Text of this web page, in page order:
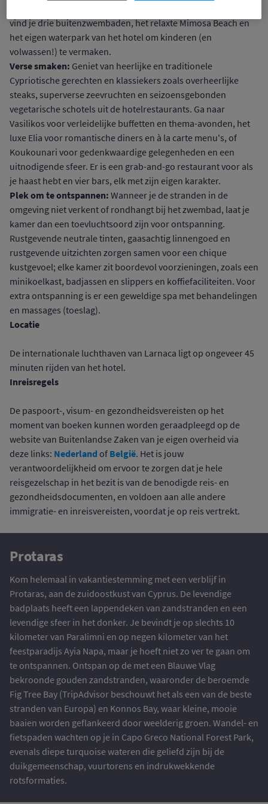
vind je drie buitenzwembaden, het relaxte Mimosa Beach en
het eigen waterpark van het hotel om kinderen (en
volwassen!) te vermaken.
Verse smaken: Geniet van heerlijke en traditionele
Cypriotische gerechten en klassiekers zoals overheerlijke
steaks, superverse zeevruchten en seizoensgebonden
vegetarische schotels uit de hotelrestaurants. Ga naar
Vasilikos voor verleidelijke buffetten en thema-avonden, het
luxe Elia voor romantische diners en à la carte menu's, of
Koukounari voor gedenkwaardige gelegenheden en een
uitnodigende sfeer. Er is een grab-and-go restaurant voor als
je haast hebt en vier bars, elk met zijn eigen karakter.
Plek om te ontspannen: Wanneer je de stranden in de
omgeving niet verkent of rondhangt bij het zwembad, laat je
kamer dan een toevluchtsoord zijn voor ontspanning.
Rustgevende neutrale tinten, gaasachtig linnengoed en
rustgevende uitzichten zorgen samen voor een chique
kustgevoel; elke kamer zit boordevol voorzieningen, zoals een
minikoelkast, badjassen en slippers en koffiefaciliteiten. Voor
extra ontspanning is er een geweldige spa met behandelingen
en massages (toeslag).
Locatie
De internationale luchthaven van Larnaca ligt op ongeveer 45
minuten rijden van het hotel.
Inreisregels
De paspoort-, visum- en gezondheidsvereisten op het
moment van boeken kunnen worden geraadpleegd op de
website van Buitenlandse Zaken van je eigen overheid via
deze links: Nederland of België. Het is jouw
verantwoordelijkheid om ervoor te zorgen dat je hele
reisgezelschap in het bezit is van de benodigde reis- en
gezondheidsdocumenten, en voldoen aan alle andere
immigratie- en inreisvereisten, voordat je op reis vertrekt.
Protaras
Kom helemaal in vakantiestemming met een verblijf in
Protaras, aan de zuidoostkust van Cyprus. De levendige
badplaats heeft een lappendeken van zandstranden en een
levendige sfeer in het donker. Je bevindt je op slechts 10
kilometer van Paralimni en op negen kilometer van het
feestparadijs Ayia Napa, maar je hoeft niet zo ver te gaan om
te ontspannen. Ontspan op de met een Blauwe Vlag
bekroonde gouden zandstranden, waaronder de beroemde
Fig Tree Bay (TripAdvisor beschouwt het als een van de beste
stranden van Europa) en Konnos Bay, waar kleine, mooie
baaien worden geflankeerd door weelderig groen. Wandel- en
fietspaden wachten op je in Capo Greco National Forest Park,
evenals diepe turquoise wateren die geliefd zijn bij de
duikgemeenschap, vuurtorens en indrukwekkende
rotsformaties.